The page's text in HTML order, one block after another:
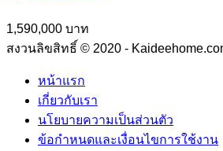
1,590,000 บาท
สงวนลิขสิทธิ์ © 2020 -
หน้าแรก
เกี่ยวกับเรา
นโยบายความเป็นส่วนตัว
ข้อกำหนดและเงื่อนไขการใช้งาน